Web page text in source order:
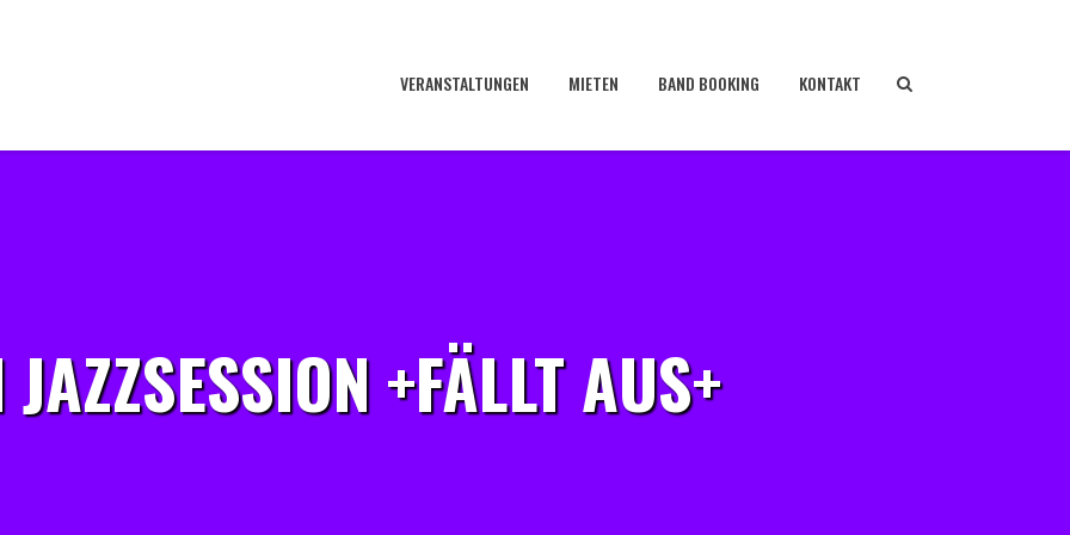
VERANSTALTUNGEN MIETEN BAND BOOKING KONTAKT
+FÄLLT AUS+